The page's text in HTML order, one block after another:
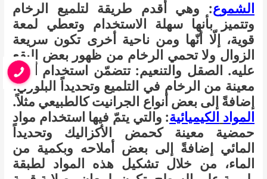
الشموع: وهي أقدم طريقة لتلميع الرخام
وتتميز بأنها سهلة الاستخدام وتعطي لمعة
قوية، إلّا أنّها ومن ناحية أخرى تكون سريعة
الزوال ولا تحمي الرخام من ظهور بعض البقع
عليه. الصقل والتنعيم: تتضمّن استخدام أنواع
معينة من الرخام في التلميع وتحديداً البلوري،
إضافةً إلى بعض أنواع الجرانيت كالطبيعي مثلاً.
المواد الكيميائية: والتي يتمّ فيها استخدام مواد
حمضية معينة كحمض الأكزاليك وتحديداً
المائي إضافةً إلى بعض أملاحه وبكمية من
الماء، من خلال تشكيل هذه المواد لطبقة